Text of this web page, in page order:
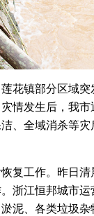
花镇部分区域突
情发生后，我
、全域消杀等
复工作。昨日
浙江恒邦城市
泥、各类垃圾